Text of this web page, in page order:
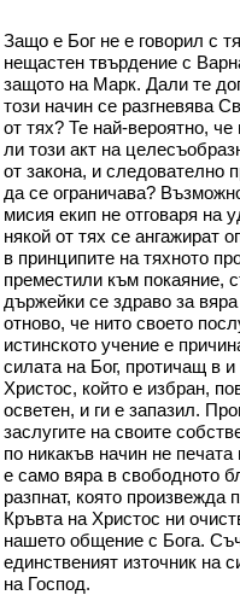
Защо е Бог не е говорил с
нещастен твърдение с
защото на Марк. Дали те
този начин се разгневява
от тях? Те най-вероятно,
ли този акт на
от закона, и следователно
да се ограничава?
мисия екип не отговаря на
някой от тях се ангажират
в принципите на тяхното
преместили към покаяние,
държейки се здраво за
отново, че нито своето
истинското учение е
силата на Бог, протичащ в
Христос, който е избран,
осветен, и ги е запазил.
заслугите на своите
по никакъв начин не
е само вяра в свободното
разпнат, която произвежда
Кръвта на Христос ни
нашето общение с Бога.
единственият източник на
на Господ.